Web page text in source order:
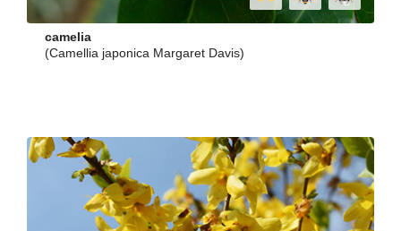
camelia
(Camellia japonica Margaret Davis)